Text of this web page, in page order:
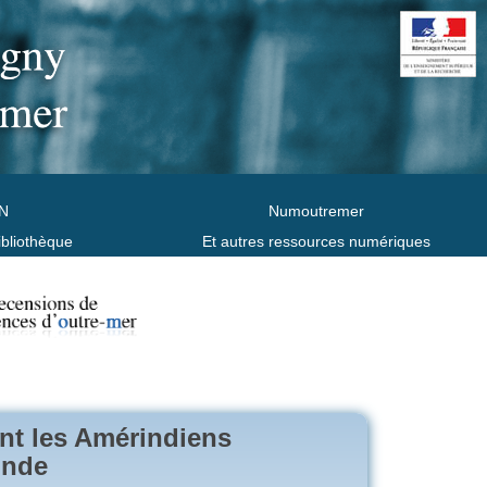
Numoutremer
Et autres ressources numériques
les Amérindiens